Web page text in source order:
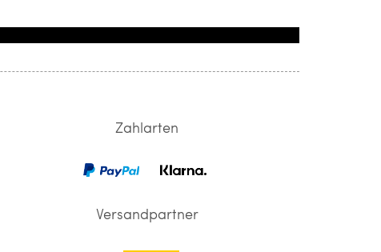
Zahlarten
Versandpartner